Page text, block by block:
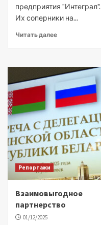
предприятия "Интеграл".
Их соперники на...
Читать далее
Репортажи
Взаимовыгодное
партнерство
01/12/2025